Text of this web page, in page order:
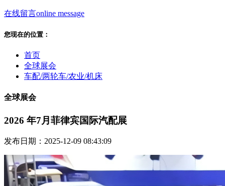
在线留言online message
您现在的位置：
首页
全球展会
车配/两轮车/农业/机床
全球展会
2026 年7月菲律宾国际汽配展
发布日期：2025-12-09 08:43:09